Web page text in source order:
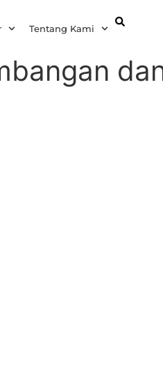
Tentang Kami